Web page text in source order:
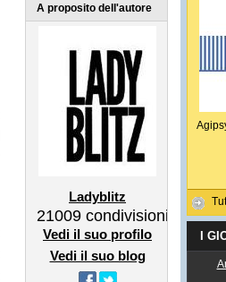
A proposito dell'autore
Ladyblitz
21009 condivisioni
Vedi il suo profilo
Vedi il suo blog
I